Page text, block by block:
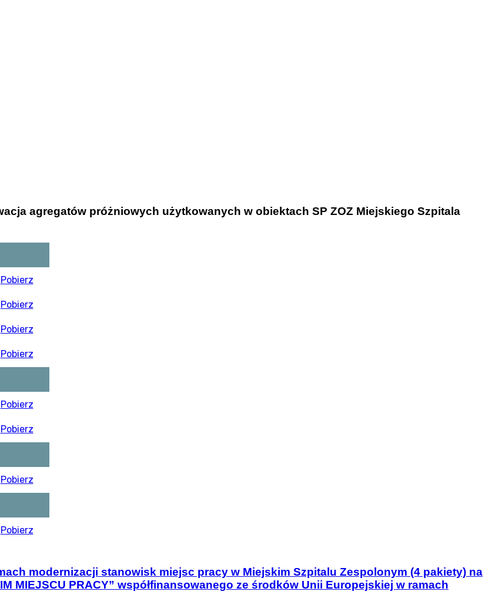
agregatów próżniowych użytkowanych w obiektach SP ZOZ Miejskiego Szpitala
Pobierz
Pobierz
Pobierz
Pobierz
Pobierz
Pobierz
Pobierz
Pobierz
modernizacji stanowisk miejsc pracy w Miejskim Szpitalu Zespolonym (4 pakiety) na
MIEJSCU PRACY” współfinansowanego ze środków Unii Europejskiej w ramach